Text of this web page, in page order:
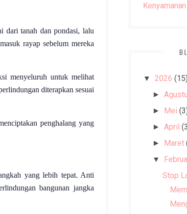
dari tanah dan pondasi, lalu
rayap sebelum mereka
menyeluruh untuk melihat
diterapkan sesuai
penghalang yang
yang lebih tepat. Anti
bangunan jangka
▼ 2026 (15)
►
► Mei
►April
► Maret
▼
Stop